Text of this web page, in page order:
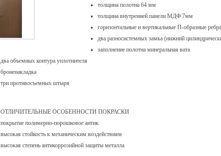
толщина полотна 64 мм
толщина внутренней панели МДФ 7мм
горизонтальные и вертикальные П-образные
два разносистемных замка (нижний
заполнение полотна минеральная вата
два объемных контура уплотнителя
броненакладка
три противосъемных штыря
ОТЛИЧИТЕЛЬНЫЕ ОСОБЕННОСТИ ПОКРАСКИ
покрытие полимерно-порошковое антик
высокая стойкость к механическим воздействиям
высокая степень антикоррозийной защиты металла